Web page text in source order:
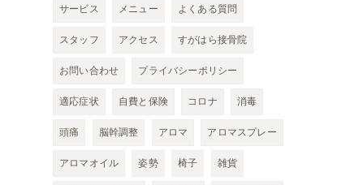
サービス
メニュー
よくある質問
スタッフ
アクセス
すがはら接骨院
お問い合わせ
プライバシーポリシー
適応症状
自費と保険 コロナ
消毒
頭痛
脳幹調整 アロマ
アロマスプレー
アロマオイル
姿勢 椅子
雑貨